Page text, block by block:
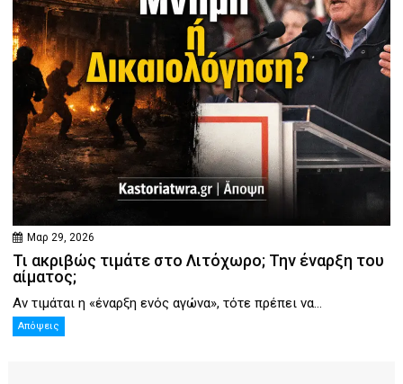
Μαρ 29, 2026
Τι ακριβώς τιμάτε στο Λιτόχωρο; Την έναρξη του
αίματος;
Αν τιμάται η «έναρξη ενός αγώνα», τότε πρέπει να...
Απόψεις